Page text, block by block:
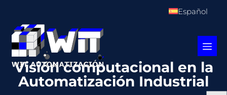
Español
Visión computacional en la
Automatización Industrial